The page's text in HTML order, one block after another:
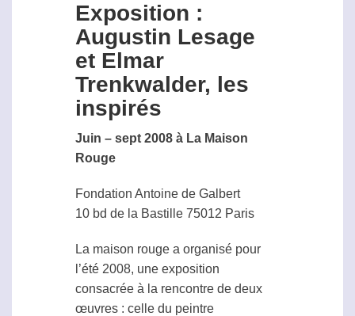
Exposition :
Augustin Lesage
et Elmar
Trenkwalder, les
inspirés
Juin – sept 2008 à La Maison
Rouge
Fondation Antoine de Galbert
10 bd de la Bastille 75012 Paris
La maison rouge a organisé pour
l’été 2008, une exposition
consacrée à la rencontre de deux
œuvres : celle du peintre